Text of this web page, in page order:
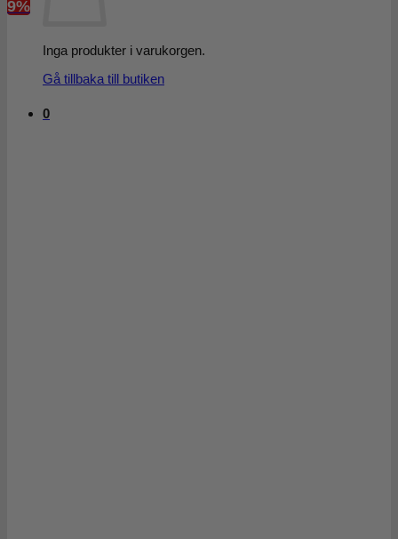
Inga produkter i varukorgen.
Gå tillbaka till butiken
0
9%